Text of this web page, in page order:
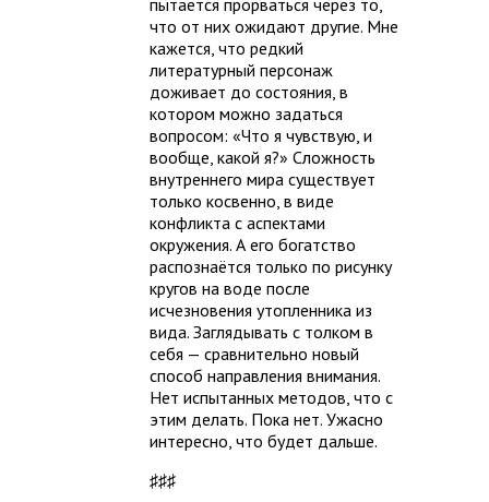
что от них ожидают другие. Мне
кажется, что редкий
литературный персонаж
доживает до состояния, в
котором можно задаться
вопросом: «Что я чувствую, и
вообще, какой я?» Сложность
внутреннего мира существует
только косвенно, в виде
конфликта с аспектами
окружения. А его богатство
распознаётся только по рисунку
кругов на воде после
исчезновения утопленника из
вида. Заглядывать с толком в
себя — сравнительно новый
способ направления внимания.
Нет испытанных методов, что с
этим делать. Пока нет. Ужасно
интересно, что будет дальше.
♯♯♯